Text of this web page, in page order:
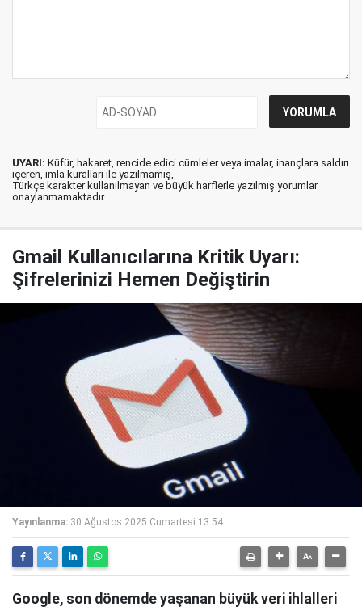
UYARI: Küfür, hakaret, rencide edici cümleler veya imalar, inançlara saldırı
içeren, imla kuralları ile yazılmamış,
Türkçe karakter kullanılmayan ve büyük harflerle yazılmış yorumlar
onaylanmamaktadır.
Gmail Kullanıcılarına Kritik Uyarı:
Şifrelerinizi Hemen Değiştirin
Yayınlanma: 30 Ağustos 2025 Cumartesi 13:54
Google, son dönemde yaşanan büyük veri ihlalleri